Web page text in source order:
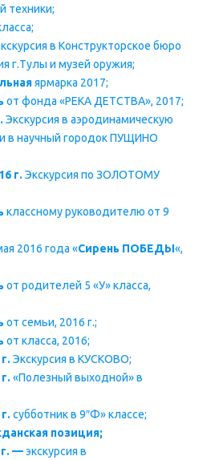
техники;
в Конструкторское бюро
г.Тулы и музей оружия;
ярмарка 2017;
от фонда «РЕКА ДЕТСТВА», 2017;
Экскурсия в аэродинамическую
в научный городок ПУЩИНО
г. Экскурсия по ЗОЛОТОМУ
классному руководителю от 9
2016 года «Сирень ПОБЕДЫ«,
от родителей 5 «У» класса,
от семьи, 2016 г.;
от класса, 2016;
Экскурсия в КУСКОВО;
«Полезный выходной» в
субботник в 9″Ф» классе;
позиция;
г. —экскурсия в